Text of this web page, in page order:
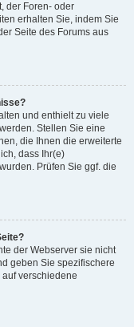
der Foren- oder
erhalten Sie, indem Sie
Seite des Forums aus
und enthielt zu viele
Stellen Sie eine
die Ihnen die erweiterte
dass Ihr(e)
Prüfen Sie ggf. die
der Webserver sie nicht
geben Sie spezifischere
verschiedene